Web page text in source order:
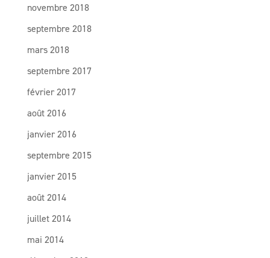
novembre 2018
septembre 2018
mars 2018
septembre 2017
février 2017
août 2016
janvier 2016
septembre 2015
janvier 2015
août 2014
juillet 2014
mai 2014